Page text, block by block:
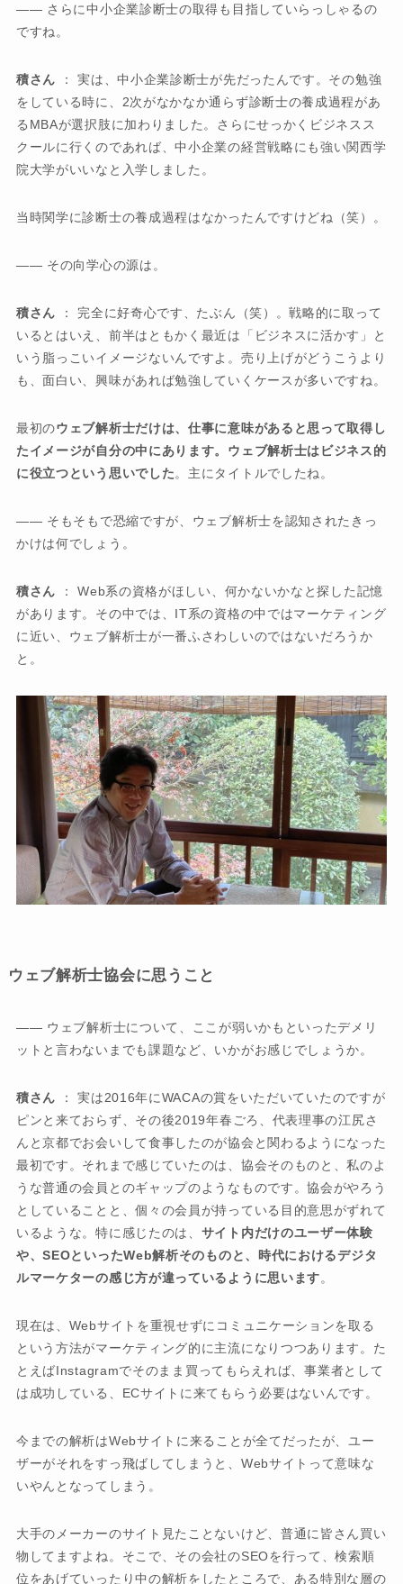
―― さらに中小企業診断士の取得も目指していらっしゃるの
ですね。
積さん
： 実は、中小企業診断士が先だったんです。その勉強
をしている時に、2次がなかなか通らず診断士の養成過程があ
るMBAが選択肢に加わりました。さらにせっかくビジネスス
クールに行くのであれば、中小企業の経営戦略にも強い関西学
院大学がいいなと入学しました。
当時関学に診断士の養成過程はなかったんですけどね（笑）。
―― その向学心の源は。
積さん ： 完全に好奇心です、たぶん（笑）。戦略的に取って
いるとはいえ、前半はともかく最近は「ビジネスに活かす」と
いう脂っこいイメージないんですよ。売り上げがどうこうより
も、面白い、興味があれば勉強していくケースが多いですね。
最初のウェブ解析士だけは、仕事に意味があると思って取得し
たイメージが自分の中にあります。ウェブ解析士はビジネス的
に役立つという思いでした。主にタイトルでしたね。
―― そもそもで恐縮ですが、ウェブ解析士を認知されたきっ
かけは何でしょう。
積さん ： Web系の資格がほしい、何かないかなと探した記憶
があります。その中では、IT系の資格の中ではマーケティング
に近い、ウェブ解析士が一番ふさわしいのではないだろうか
と。
ウェブ解析士協会に思うこと
―― ウェブ解析士について、ここが弱いかもといったデメリ
ットと言わないまでも課題など、いかがお感じでしょうか。
積さん ： 実は2016年にWACAの賞をいただいていたのですが
ピンと来ておらず、その後2019年春ごろ、代表理事の江尻さ
んと京都でお会いして食事したのが協会と関わるようになった
最初です。それまで感じていたのは、協会そのものと、私のよ
うな普通の会員とのギャップのようなものです。協会がやろう
としていることと、個々の会員が持っている目的意思がずれて
いるような。特に感じたのは、 サイト内だけのユーザー体験
や、SEOといったWeb解析そのものと、時代におけるデジタ
ルマーケターの感じ方が違っているように思います。
現在は、Webサイトを重視せずにコミュニケーションを取る
という方法がマーケティング的に主流になりつつあります。た
とえばInstagramでそのまま買ってもらえれば、事業者として
は成功している、ECサイトに来てもらう必要はないんです。
今までの解析はWebサイトに来ることが全てだったが、ユー
ザーがそれをすっ飛ばしてしまうと、Webサイトって意味な
いやんとなってしまう。
大手のメーカーのサイト見たことないけど、普通に皆さん買い
物してますよね。そこで、その会社のSEOを行って、検索順
位をあげていったり中の解析をしたところで、ある特別な層の